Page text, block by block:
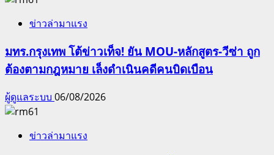
ข่าวล่ามาแรง
มทร.กรุงเทพ โต้ข่าวเท็จ! ยัน MOU-หลักสูตร-วีซ่า ถูก
ต้องตามกฎหมาย เล็งดำเนินคดีคนบิดเบือน
ผู้ดูแลระบบ 06/08/2026
ข่าวล่ามาแรง